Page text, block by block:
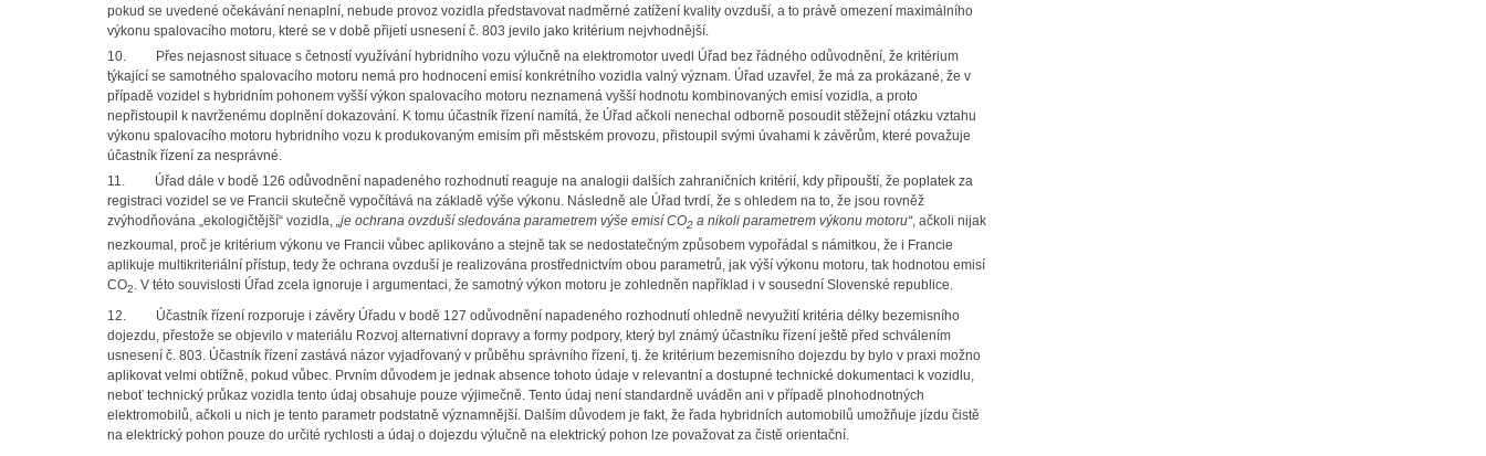
pokud se uvedené očekávání nenaplní, nebude provoz vozidla představovat nadměrné zatížení kvality ovzduší, a to právě omezení maximálního
výkonu spalovacího motoru, které se v době přijetí usnesení č. 803 jevilo jako kritérium nejvhodnější.
10.
Přes nejasnost situace s četností využívání hybridního vozu výlučně na elektromotor uvedl Úřad bez řádného odůvodnění, že kritérium
týkající se samotného spalovacího motoru nemá pro hodnocení emisí konkrétního vozidla valný význam. Úřad uzavřel, že má za prokázané, že v
případě vozidel s hybridním pohonem vyšší výkon spalovacího motoru neznamená vyšší hodnotu kombinovaných emisí vozidla, a proto
nepřistoupil k navrženému doplnění dokazování. K tomu účastník řízení namítá, že Úřad ačkoli nenechal odborně posoudit stěžejní otázku vztahu
výkonu spalovacího motoru hybridního vozu k produkovaným emisím při městském provozu, přistoupil svými úvahami k závěrům, které považuje
účastník řízení za nesprávné.
11.
Úřad dále v bodě 126 odůvodnění napadeného rozhodnutí reaguje na analogii dalších zahraničních kritérií, kdy připouští, že poplatek za
registraci vozidel se ve Francii skutečně vypočítává na základě výše výkonu. Následně ale Úřad tvrdí, že s ohledem na to, že jsou rovněž
zvýhodňována „ekologičtější“ vozidla, „je ochrana ovzduší sledována parametrem výše emisí CO2 a nikoli parametrem výkonu motoru“, ačkoli nijak
nezkoumal, proč je kritérium výkonu ve Francii vůbec aplikováno a stejně tak se nedostatečným způsobem vypořádal s námitkou, že i Francie
aplikuje multikriteriální přístup, tedy že ochrana ovzduší je realizována prostřednictvím obou parametrů, jak výší výkonu motoru, tak hodnotou emisí
CO2. V této souvislosti Úřad zcela ignoruje i argumentaci, že samotný výkon motoru je zohledněn například i v sousední Slovenské republice.
12.
Účastník řízení rozporuje i závěry Úřadu v bodě 127 odůvodnění napadeného rozhodnutí ohledně nevyužití kritéria délky bezemisního
dojezdu, přestože se objevilo v materiálu Rozvoj alternativní dopravy a formy podpory, který byl známý účastníku řízení ještě před schválením
usnesení č. 803. Účastník řízení zastává názor vyjadřovaný v průběhu správního řízení, tj. že kritérium bezemisního dojezdu by bylo v praxi možno
aplikovat velmi obtížně, pokud vůbec. Prvním důvodem je jednak absence tohoto údaje v relevantní a dostupné technické dokumentaci k vozidlu,
neboť technický průkaz vozidla tento údaj obsahuje pouze výjimečně. Tento údaj není standardně uváděn ani v případě plnohodnotných
elektromobilů, ačkoli u nich je tento parametr podstatně významnější. Dalším důvodem je fakt, že řada hybridních automobilů umožňuje jízdu čistě
na elektrický pohon pouze do určité rychlosti a údaj o dojezdu výlučně na elektrický pohon lze považovat za čistě orientační.